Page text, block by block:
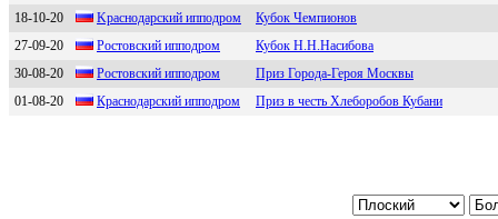
18-10-20
Kpaснодapский ипподpом
Кубок Чемпионов
27-09-20
Ростовский ипподpом
Кубок Н.Н.Насибова
30-08-20
Pостовский ипподpом
Приз Города-Героя Москвы
01-08-20
Крaснoдaрский иппoдрoм Приз в честь Хлеборобов Кубани